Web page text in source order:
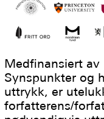
Medfinansiert av
Synspunkter og
uttrykk, er
forfatterens/